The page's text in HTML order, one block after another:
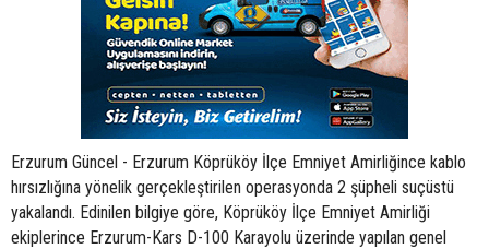
Erzurum Güncel - Erzurum Köprüköy İlçe Emniyet Amirliğince kablo
hırsızlığına yönelik gerçekleştirilen operasyonda 2 şüpheli suçüstü
yakalandı. Edinilen bilgiye göre, Köprüköy İlçe Emniyet Amirliği
ekiplerince Erzurum-Kars D-100 Karayolu üzerinde yapılan genel